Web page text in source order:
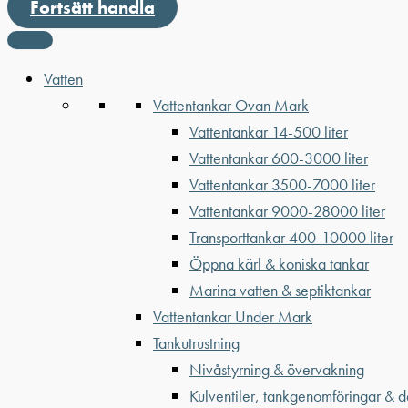
Fortsätt handla
Vatten
Vattentankar Ovan Mark
Vattentankar 14-500 liter
Vattentankar 600-3000 liter
Vattentankar 3500-7000 liter
Vattentankar 9000-28000 liter
Transporttankar 400-10000 liter
Öppna kärl & koniska tankar
Marina vatten & septiktankar
Vattentankar Under Mark
Tankutrustning
Nivåstyrning & övervakning
Kulventiler, tankgenomföringar &